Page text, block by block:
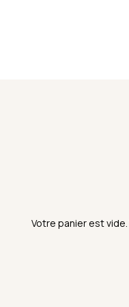
Votre panier est vide.